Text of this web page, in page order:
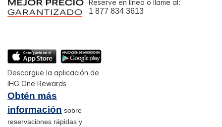
Reserve en línea o llame al:
1 877 834 3613
Descargue la aplicación de
IHG One Rewards
Obtén más
información sobre
reservaciones rápidas y